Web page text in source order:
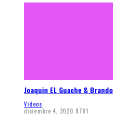
Joaquin EL Guache &
Videos
diciembre 4, 2020 9791